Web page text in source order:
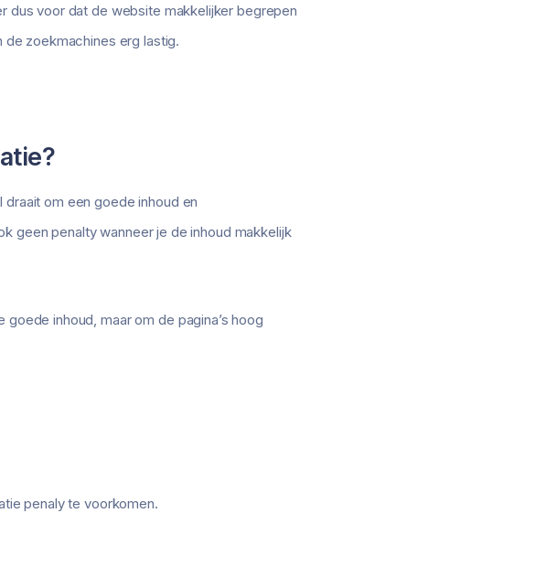
dus voor dat de website makkelijker begrepen
zoekmachines erg lastig.
om een goede inhoud en
geen penalty wanneer je de inhoud makkelijk
inhoud, maar om de pagina’s hoog
penaly te voorkomen.